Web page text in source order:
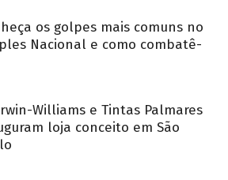
os golpes mais comuns no
Nacional e como combatê-
Williams e Tintas Palmares
loja conceito em São